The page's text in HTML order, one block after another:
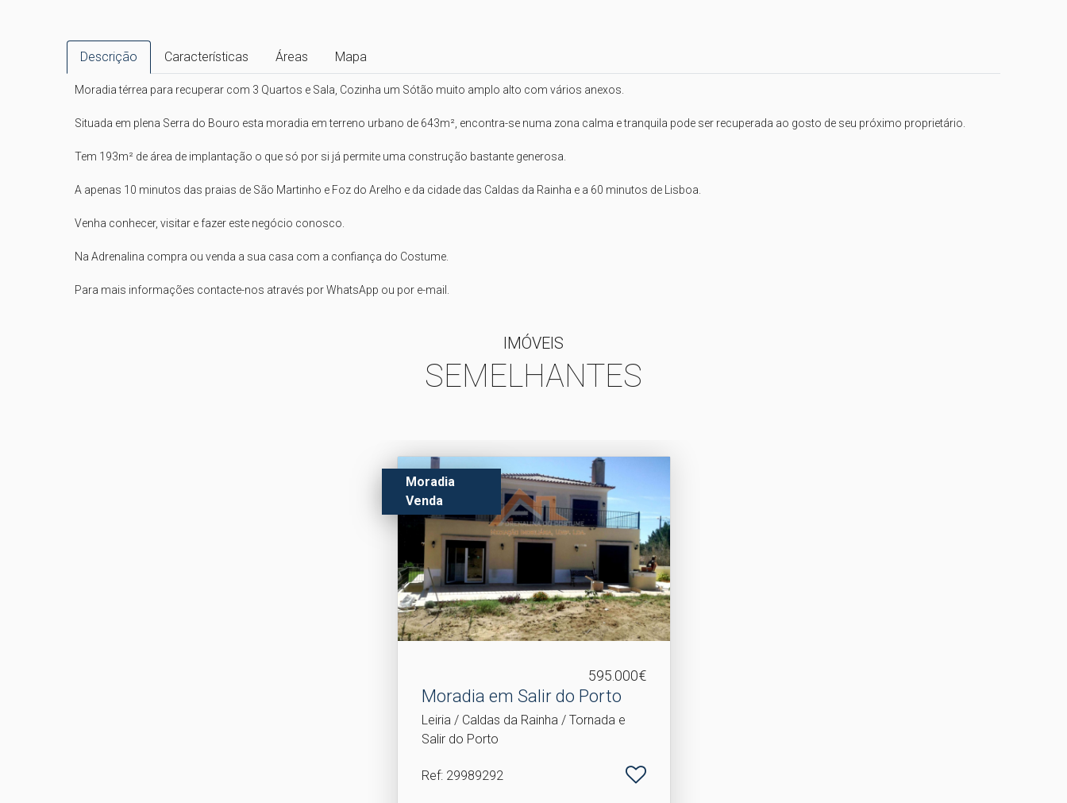
Descrição Características Áreas Mapa
Moradia térrea para recuperar com 3 Quartos e Sala, Cozinha um Sótão muito amplo alto com vários anexos.
Situada em plena Serra do Bouro esta moradia em terreno urbano de 643m², encontra-se numa zona calma e tranquila pode ser recuperada ao gosto de seu próximo proprietário.
Tem 193m² de área de implantação o que só por si já permite uma construção bastante generosa.
A apenas 10 minutos das praias de São Martinho e Foz do Arelho e da cidade das Caldas da Rainha e a 60 minutos de Lisboa.
Venha conhecer, visitar e fazer este negócio conosco.
Na Adrenalina compra ou venda a sua casa com a confiança do Costume.
Para mais informações contacte-nos através por WhatsApp ou por e-mail.
IMÓVEIS
SEMELHANTES
Moradia
Venda
595.000€
Moradia em Salir do Porto
Leiria / Caldas da Rainha / Tornada e
Salir do Porto
Ref: 29989292